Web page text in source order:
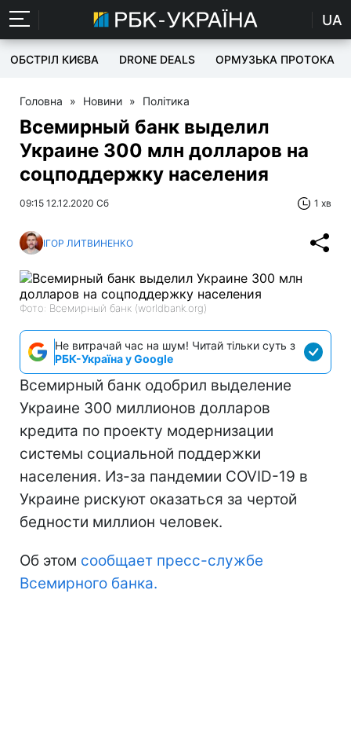
UA
ОБСТРІЛ КИЄВА DRONE DEALS ОРМУЗЬКА ПРОТОКА
Головна » Новини » Політика
Всемирный банк выделил
Украине 300 млн долларов на
соцподдержку населения
09:15 12.12.2020 Сб 1 хв
ІГОР ЛИТВИНЕНКО
Фото: Всемирный банк (worldbank.org)
Не витрачай час на шум! Читай тільки суть з
РБК-Україна у Google
Всемирный банк одобрил выделение
Украине 300 миллионов долларов
кредита по проекту модернизации
системы социальной поддержки
населения. Из-за пандемии COVID-19 в
Украине рискуют оказаться за чертой
бедности миллион человек.
Об этом сообщает пресс-службе
Всемирного банка.